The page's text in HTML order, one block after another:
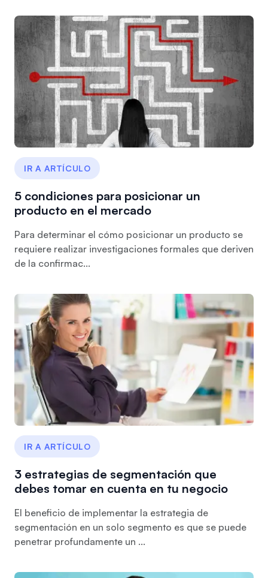
IR A ARTÍCULO
5 condiciones para posicionar un
producto en el mercado
Para determinar el cómo posicionar un producto se
requiere realizar investigaciones formales que deriven
de la confirmac...
IR A ARTÍCULO
3 estrategias de segmentación que
debes tomar en cuenta en tu negocio
El beneficio de implementar la estrategia de
segmentación en un solo segmento es que se puede
penetrar profundamente un ...